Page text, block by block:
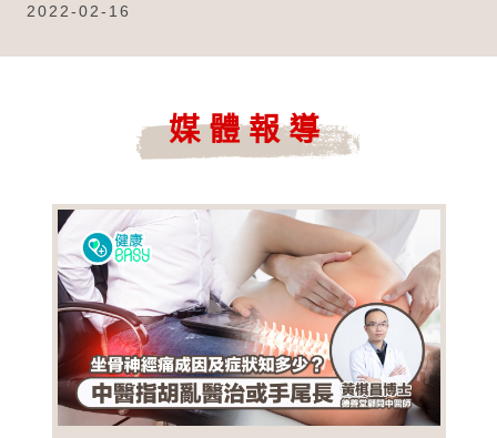
2022-02-16
媒體報導